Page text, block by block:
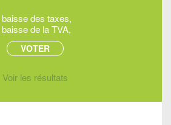
des taxes,
de la TVA,
Voir les résultats